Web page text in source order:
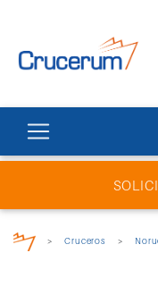
> Cruceros >